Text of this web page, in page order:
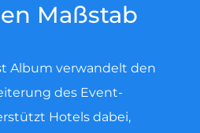
Maßstab
Album verwandelt den
des Event-
Hotels dabei,